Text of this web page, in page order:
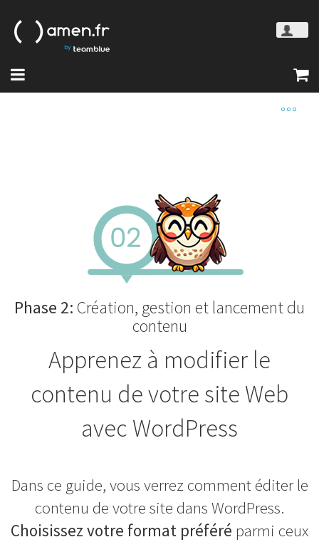
Phase 2: Création, gestion et lancement du
contenu
Apprenez à modifier le
contenu de votre site Web
avec WordPress
Dans ce guide, vous verrez comment éditer le
contenu de votre site dans WordPress.
Choisissez votre format préféré parmi ceux